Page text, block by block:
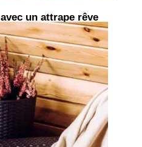
un attrape rêve